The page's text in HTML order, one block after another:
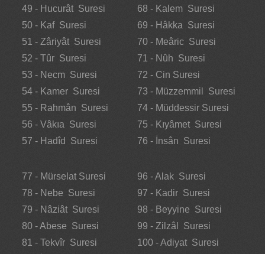
49 - Hucurât Suresi
50 - Kaf Suresi
51 - Zâriyât Suresi
52 - Tûr Suresi
53 - Necm Suresi
54 - Kamer Suresi
55 - Rahmân Suresi
56 - Vâkıa Suresi
57 - Hadîd Suresi
68 - Kalem Suresi
69 - Hâkka Suresi
70 - Meâric Suresi
71 - Nûh Suresi
72 - Cin Suresi
73 - Müzzemmil Suresi
74 - Müddessir Suresi
75 - Kıyâmet Suresi
76 - İnsân Suresi
77 - Mürselat Suresi
78 - Nebe Suresi
79 - Nâziât Suresi
80 - Abese Suresi
81 - Tekvîr Suresi
96 - Alak Suresi
97 - Kadir Suresi
98 - Beyyine Suresi
99 - Zilzâl Suresi
100 - Adiyat Suresi